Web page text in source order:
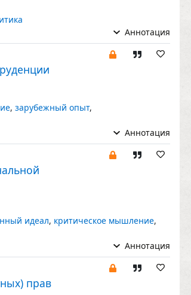
Аннотация
, зарубежный опыт,
Аннотация
идеал, критическое мышление,
Аннотация
прав